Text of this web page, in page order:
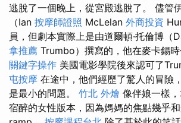
逃脫了一個晚上，從宮殿逃脫了。 儘管
（Ian 按摩師證照 McLelan 外商投資
員，但劇本實際上是由道爾頓·托倫博（
拿推薦 Trumbo）撰寫的，他在麥卡錫時
關鍵字操作 美國電影學院後來認可了
屯按摩 在途中，他們經歷了驚人的冒險
是最小的問題。 竹北 外燴 像伴娘一樣
宿醉的女性版本，因為媽媽的焦點幾乎